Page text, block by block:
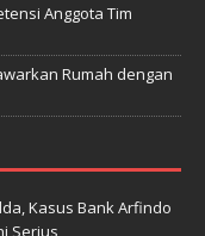
Anggota Tim
Rumah dengan
Kasus Bank Arfindo
Serius